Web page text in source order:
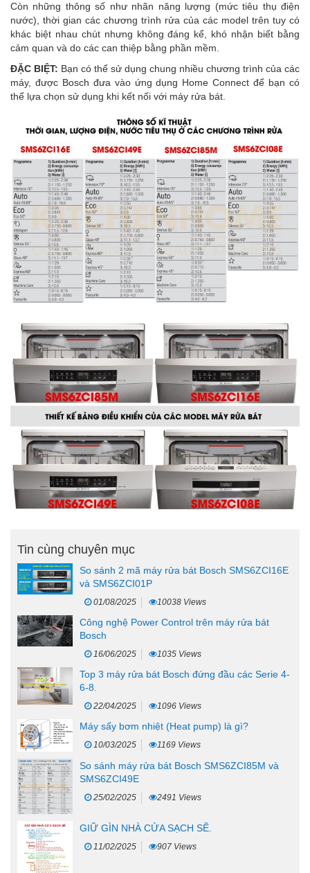
Còn những thông số như nhãn năng lượng (mức tiêu thụ điện
nước), thời gian các chương trình rửa của các model trên tuy có
khác biệt nhau chút nhưng không đáng kể, khó nhận biết bằng
cảm quan và do các can thiệp bằng phần mềm.
ĐẶC BIỆT: Bạn có thể sử dụng chung nhiều chương trình của các
máy, được Bosch đưa vào ứng dụng Home Connect để bạn có
thể lựa chọn sử dụng khi kết nối với máy rửa bát.
Tin cùng chuyên mục
So sánh 2 mã máy rửa bát Bosch SMS6ZCI16E
và SMS6ZCI01P
01/08/2025 10038 Views
Công nghệ Power Control trên máy rửa bát
Bosch
16/06/2025 1035 Views
Top 3 máy rửa bát Bosch đứng đầu các Serie 4-
6-8.
22/04/2025 1096 Views
Máy sấy bơm nhiệt (Heat pump) là gì?
10/03/2025 1169 Views
So sánh máy rửa bát Bosch SMS6ZCI85M và
SMS6ZCI49E
25/02/2025 2491 Views
GIỮ GÌN NHÀ CỬA SẠCH SẼ.
11/02/2025 907 Views